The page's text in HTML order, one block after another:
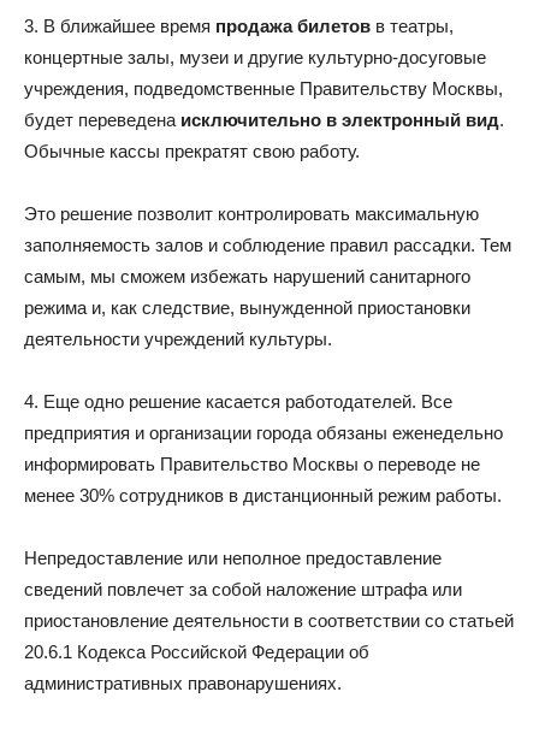
3. В ближайшее время продажа билетов в театры,
концертные залы, музеи и другие культурно-досуговые
учреждения, подведомственные Правительству Москвы,
будет переведена исключительно в электронный вид.
Обычные кассы прекратят свою работу.
Это решение позволит контролировать максимальную
заполняемость залов и соблюдение правил рассадки. Тем
самым, мы сможем избежать нарушений санитарного
режима и, как следствие, вынужденной приостановки
деятельности учреждений культуры.
4. Еще одно решение касается работодателей. Все
предприятия и организации города обязаны еженедельно
информировать Правительство Москвы о переводе не
менее 30% сотрудников в дистанционный режим работы.
Непредоставление или неполное предоставление
сведений повлечет за собой наложение штрафа или
приостановление деятельности в соответствии со статьей
20.6.1 Кодекса Российской Федерации об
административных правонарушениях.